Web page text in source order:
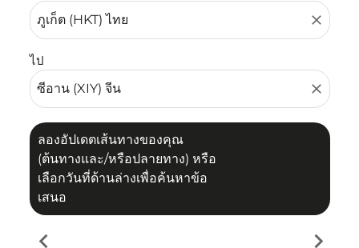
close
ไป
close
ลองอัปเดตเส้นทางของคุณ
(ต้นทางและ/หรือปลายทาง) หรือ
เลือกวันที่ด้านล่างเพื่อค้นหาข้อ
เสนอ
chevron_left chevron_right